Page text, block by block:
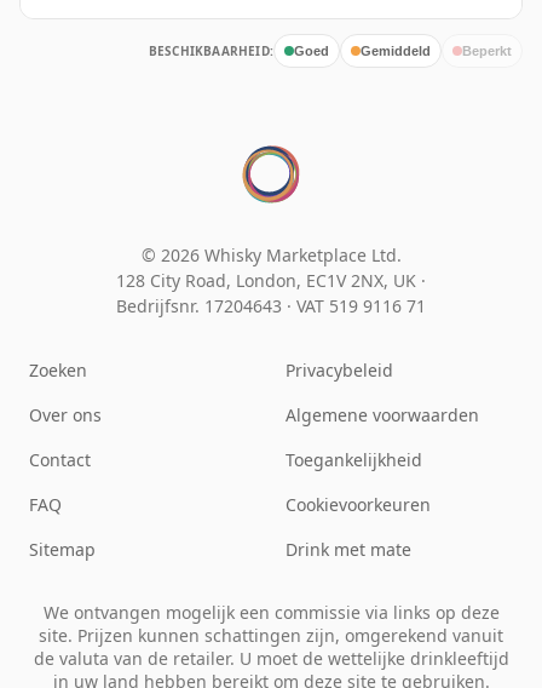
BESCHIKBAARHEID: Goed Gemiddeld Beperkt
© 2026 Whisky Marketplace Ltd.
128 City Road, London, EC1V 2NX, UK ·
Bedrijfsnr. 17204643 · VAT 519 9116 71
Zoeken
Over ons
Contact
FAQ
Sitemap
Privacybeleid
Algemene voorwaarden
Toegankelijkheid
Cookievoorkeuren
Drink met mate
We ontvangen mogelijk een commissie via links op deze
site. Prijzen kunnen schattingen zijn, omgerekend vanuit
de valuta van de retailer. U moet de wettelijke drinkleeftijd
in uw land hebben bereikt om deze site te gebruiken.